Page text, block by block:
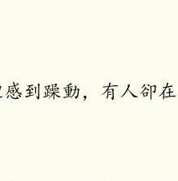
到躁動，有人卻在